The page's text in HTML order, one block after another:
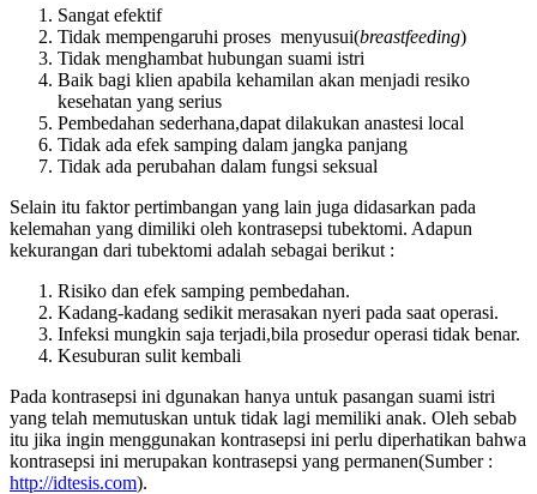
Sangat efektif
Tidak mempengaruhi proses menyusui(breastfeeding)
Tidak menghambat hubungan suami istri
Baik bagi klien apabila kehamilan akan menjadi resiko
kesehatan yang serius
Pembedahan sederhana,dapat dilakukan anastesi local
Tidak ada efek samping dalam jangka panjang
Tidak ada perubahan dalam fungsi seksual
Selain itu faktor pertimbangan yang lain juga didasarkan pada
kelemahan yang dimiliki oleh kontrasepsi tubektomi. Adapun
kekurangan dari tubektomi adalah sebagai berikut :
Risiko dan efek samping pembedahan.
Kadang-kadang sedikit merasakan nyeri pada saat operasi.
Infeksi mungkin saja terjadi,bila prosedur operasi tidak benar.
Kesuburan sulit kembali
Pada kontrasepsi ini dgunakan hanya untuk pasangan suami istri
yang telah memutuskan untuk tidak lagi memiliki anak. Oleh sebab
itu jika ingin menggunakan kontrasepsi ini perlu diperhatikan bahwa
kontrasepsi ini merupakan kontrasepsi yang permanen(Sumber :
http://idtesis.com).